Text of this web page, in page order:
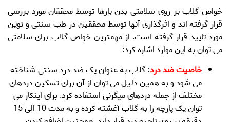
خواص گلاب بر روی سلامتی بدن بارها توسط محققان مورد بررسی
قرار گرفته اند و اثرگذاری آنها توسط محققین در طب سنتی و نوین
مورد تایید قرار گرفته است. از مهمترین خواص گلاب برای سلامتی
می توان به این موارد اشاره کرد:
خاصیت ضد درد: گلاب به عنوان یک ضد درد سنتی شناخته
می شود و به همین دلیل می توان از آن برای تسکین دردهای
مختلف از جمله دردهای میگرنی استفاده کرد. برای اینکار می
توان یک پارچه را به گلاب آغشته کرده و به مدت 10 الی 15